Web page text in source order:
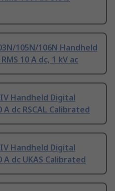
105N/106N Handheld
10 A dc, 1 kV ac
Handheld Digital
dc RSCAL Calibrated
Handheld Digital
dc UKAS Calibrated